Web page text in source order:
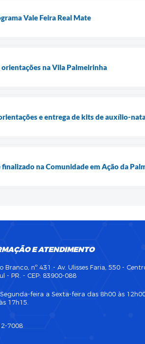
Vale Feira Real Mate
na Vila Palmeirinha
e entrega de kits de auxílio-
na Comunidade em Ação da
E ATENDIMENTO
Branco, nº 431 - Av. Ulisses Faria, 550 -
- PR. - CEP: 83900-088
feira a Sexta-feira das 8h00 às
17h15.
7008